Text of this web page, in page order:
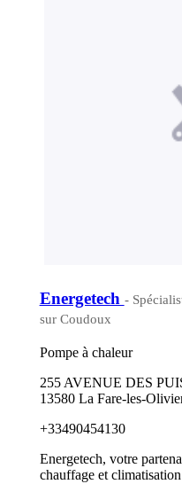
Energetech -
sur Coudoux
Pompe à chaleur
255 AVENUE DES
13580 La Fare-les-
+33490454130
Energetech, votre
chauffage et